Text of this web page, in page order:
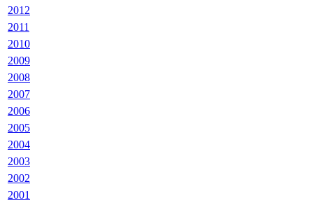
2012
2011
2010
2009
2008
2007
2006
2005
2004
2003
2002
2001